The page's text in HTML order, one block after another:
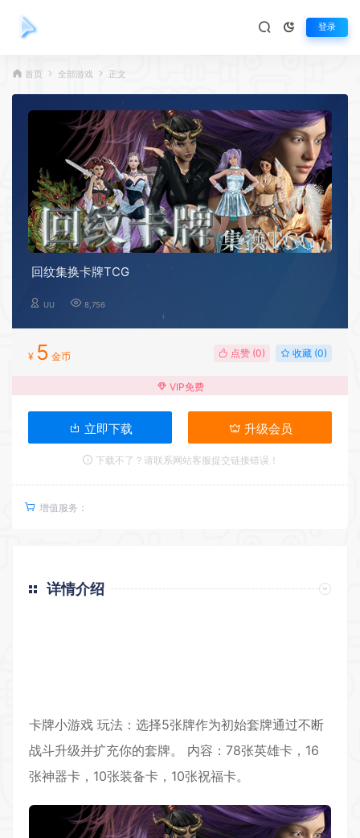
登录
首页 全部游戏 正文
回纹集换卡牌TCG
UU 8,756
¥ 5 金币 点赞 (0) 收藏 (0)
VIP免费
立即下载 升级会员
下载不了？请联系网站客服提交链接错误！
增值服务：
详情介绍
卡牌小游戏 玩法：选择5张牌作为初始套牌通过不断
战斗升级并扩充你的套牌。 内容：78张英雄卡，16
张神器卡，10张装备卡，10张祝福卡。